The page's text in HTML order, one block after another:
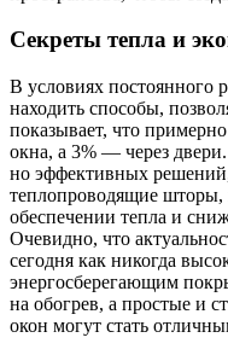
Секреты тепла и
В условиях постоянного
находить способы,
показывает, что
окна, а 3% — через
но эффективных
теплопроводящие шторы,
обеспечении тепла и
Очевидно, что
сегодня как никогда
энергосберегающим
на обогрев, а простые и
окон могут стать